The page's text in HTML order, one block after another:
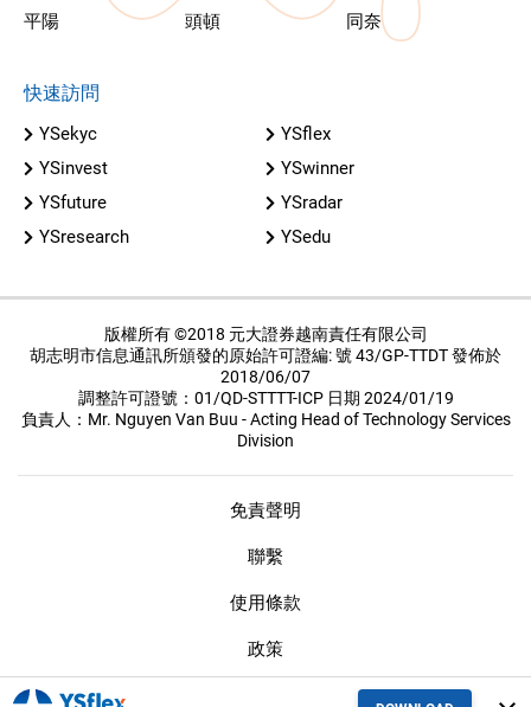
平陽
頭頓 同奈
快速訪問
YSekyc
YSflex
YSinvest
YSwinner
YSfuture
YSradar
YSresearch
YSedu
版權所有 ©2018 元大證券越南責任有限公司
胡志明市信息通訊所頒發的原始許可證編: 號 43/GP-TTDT 發佈於
2018/06/07
調整許可證號：01/QD-STTTT-ICP 日期 2024/01/19
負責人：Mr. Nguyen Van Buu - Acting Head of Technology Services
Division
免責聲明
聯繫
使用條款
政策